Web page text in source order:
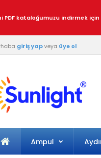
PDF kataloğumuzu indirmek için
giriş yapveya üye ol
Ampul